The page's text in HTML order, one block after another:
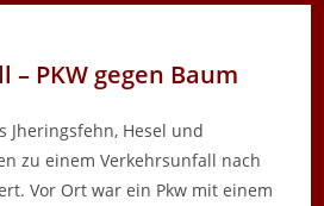
PKW gegen Baum
Jheringsfehn, Hesel und
zu einem Verkehrsunfall nach
Vor Ort war ein Pkw mit einem